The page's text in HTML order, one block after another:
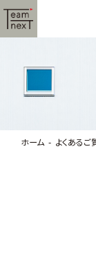
ホーム よくあるご